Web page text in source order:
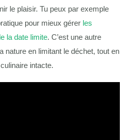
le plaisir. Tu peux par exemple
pour mieux gérer les
la date limite. C’est une autre
nature en limitant le déchet, tout en
intacte.